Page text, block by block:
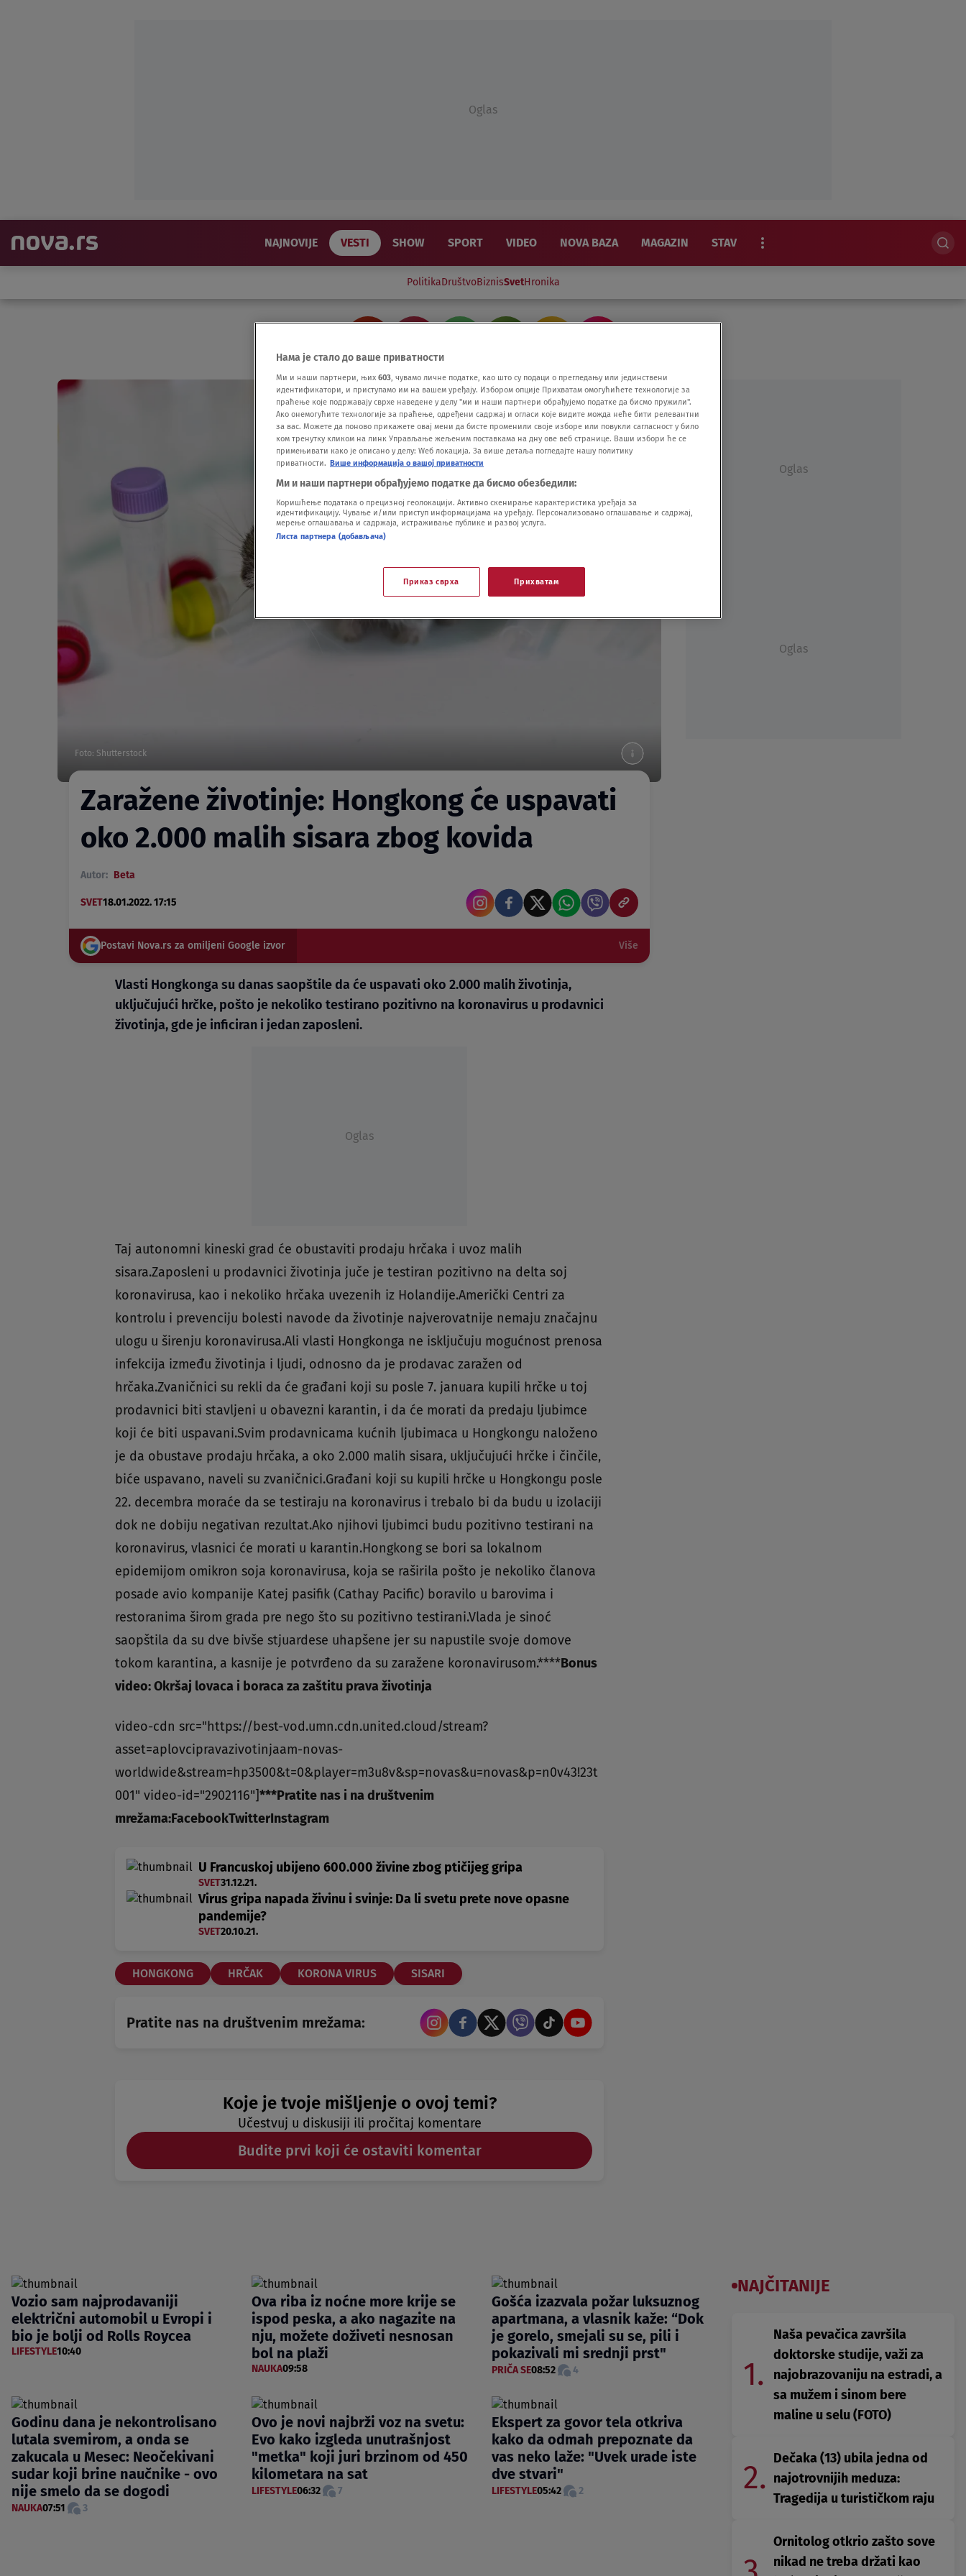
Oglas
NAJNOVIJE VESTI SHOW SPORT VIDEO NOVA BAZA MAGAZIN STAV
PolitikaDruštvoBiznisSvetHronika
Foto: Shutterstock
Zaražene životinje: Hongkong će uspavati
oko 2.000 malih sisara zbog kovida
Autor: Beta
SVET18.01.2022. 17:15
Postavi Nova.rs za omiljeni Google izvor Više
Vlasti Hongkonga su danas saopštile da će uspavati oko 2.000 malih životinja,
uključujući hrčke, pošto je nekoliko testirano pozitivno na koronavirus u prodavnici
životinja, gde je inficiran i jedan zaposleni.
Oglas
Taj autonomni kineski grad će obustaviti prodaju hrčaka i uvoz malih
sisara.Zaposleni u prodavnici životinja juče je testiran pozitivno na delta soj
koronavirusa, kao i nekoliko hrčaka uvezenih iz Holandije.Američki Centri za
kontrolu i prevenciju bolesti navode da životinje najverovatnije nemaju značajnu
ulogu u širenju koronavirusa.Ali vlasti Hongkonga ne isključuju mogućnost prenosa
infekcija između životinja i ljudi, odnosno da je prodavac zaražen od
hrčaka.Zvaničnici su rekli da će građani koji su posle 7. januara kupili hrčke u toj
prodavnici biti stavljeni u obavezni karantin, i da će morati da predaju ljubimce
koji će biti uspavani.Svim prodavnicama kućnih ljubimaca u Hongkongu naloženo
je da obustave prodaju hrčaka, a oko 2.000 malih sisara, uključujući hrčke i činčile,
biće uspavano, naveli su zvaničnici.Građani koji su kupili hrčke u Hongkongu posle
22. decembra moraće da se testiraju na koronavirus i trebalo bi da budu u izolaciji
dok ne dobiju negativan rezultat.Ako njihovi ljubimci budu pozitivno testirani na
koronavirus, vlasnici će morati u karantin.Hongkong se bori sa lokalnom
epidemijom omikron soja koronavirusa, koja se raširila pošto je nekoliko članova
posade avio kompanije Katej pasifik (Cathay Pacific) boravilo u barovima i
restoranima širom grada pre nego što su pozitivno testirani.Vlada je sinoć
saopštila da su dve bivše stjuardese uhapšene jer su napustile svoje domove
tokom karantina, a kasnije je potvrđeno da su zaražene koronavirusom.****Bonus
video: Okršaj lovaca i boraca za zaštitu prava životinja
video-cdn src="https://best-vod.umn.cdn.united.cloud/stream?
asset=aplovcipravazivotinjaam-novas-
worldwide&stream=hp3500&t=0&player=m3u8v&sp=novas&u=novas&p=n0v43!23t
001" video-id="2902116"]***Pratite nas i na društvenim
mrežama:FacebookTwitterInstagram
U Francuskoj ubijeno 600.000 živine zbog ptičijeg gripa
SVET31.12.21.
Virus gripa napada živinu i svinje: Da li svetu prete nove opasne
pandemije?
SVET20.10.21.
HONGKONG HRČAK KORONA VIRUS SISARI
Pratite nas na društvenim mrežama:
Koje je tvoje mišljenje o ovoj temi?
Učestvuj u diskusiji ili pročitaj komentare
Budite prvi koji će ostaviti komentar
Oglas
Oglas
Vozio sam najprodavaniji
električni automobil u Evropi i
bio je bolji od Rolls Roycea
LIFESTYLE10:40
Ova riba iz noćne more krije se
ispod peska, a ako nagazite na
nju, možete doživeti nesnosan
bol na plaži
NAUKA09:58
Gošća izazvala požar luksuznog
apartmana, a vlasnik kaže: “Dok
je gorelo, smejali su se, pili i
pokazivali mi srednji prst"
PRIČA SE08:52 4
Godinu dana je nekontrolisano
lutala svemirom, a onda se
zakucala u Mesec: Neočekivani
sudar koji brine naučnike - ovo
nije smelo da se dogodi
NAUKA07:51 3
Ovo je novi najbrži voz na svetu:
Evo kako izgleda unutrašnjost
"metka" koji juri brzinom od 450
kilometara na sat
LIFESTYLE06:32 7
Ekspert za govor tela otkriva
kako da odmah prepoznate da
vas neko laže: "Uvek urade iste
dve stvari"
LIFESTYLE05:42 2
NAJČITANIJE
1.
Naša pevačica završila
doktorske studije, važi za
najobrazovaniju na estradi, a
sa mužem i sinom bere
maline u selu (FOTO)
2.
Dečaka (13) ubila jedna od
najotrovnijih meduza:
Tragedija u turističkom raju
Ornitolog otkrio zašto sove
nikad ne treba držati kao
Нама је стало до ваше приватности
Ми и наши партнери, њих 603, чувамо личне податке, као што су подаци о прегледању или јединствени
идентификатори, и приступамо им на вашем уређају. Избором опције Прихватам омогућићете технологије за
праћење које подржавају сврхе наведене у делу "ми и наши партнери обрађујемо податке да бисмо пружили".
Ако онемогућите технологије за праћење, одређени садржај и огласи које видите можда неће бити релевантни
за вас. Можете да поново прикажете овај мени да бисте променили своје изборе или повукли сагласност у било
ком тренутку кликом на линк Управљање жељеним поставкама на дну ове веб странице. Ваши избори ће се
примењивати како је описано у делу: Wеб локација. За више детаља погледајте нашу политику
приватности. Више информација о вашој приватности
Ми и наши партнери обрађујемо податке да бисмо обезбедили:
Коришћење података о прецизној геолокацији. Активно скенирање карактеристика уређаја за
идентификацију. Чување и/или приступ информацијама на уређају. Персонализовано оглашавање и садржај,
мерење оглашавања и садржаја, истраживање публике и развој услуга.
Листа партнера (добављача)
Приказ сврха Прихватам